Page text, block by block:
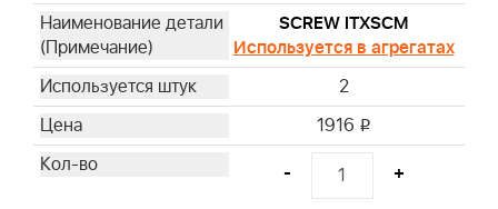
SCREW ITXSCM
Используется в агрегатах
2
1916 i
- +